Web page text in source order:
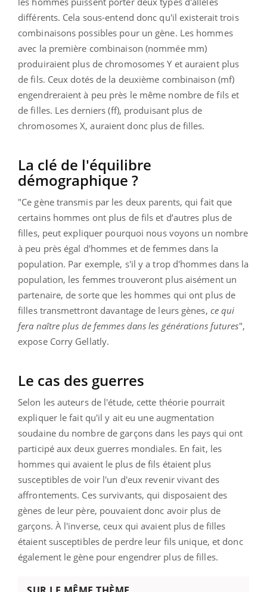
différents. Cela sous-entend donc qu'il existerait trois
combinaisons possibles pour un gène. Les hommes
avec la première combinaison (nommée mm)
produiraient plus de chromosomes Y et auraient plus
de fils. Ceux dotés de la deuxième combinaison (mf)
engendreraient à peu près le même nombre de fils et
de filles. Les derniers (ff), produisant plus de
chromosomes X, auraient donc plus de filles.
La clé de l'équilibre
démographique ?
"Ce gène transmis par les deux parents, qui fait que
certains hommes ont plus de fils et d’autres plus de
filles, peut expliquer pourquoi nous voyons un nombre
à peu près égal d'hommes et de femmes dans la
population. Par exemple, s'il y a trop d'hommes dans la
population, les femmes trouveront plus aisément un
partenaire, de sorte que les hommes qui ont plus de
filles transmettront davantage de leurs gènes, ce qui
fera naître plus de femmes dans les générations futures",
expose Corry Gellatly.
Le cas des guerres
Selon les auteurs de l'étude, cette théorie pourrait
expliquer le fait qu'il y ait eu une augmentation
soudaine du nombre de garçons dans les pays qui ont
participé aux deux guerres mondiales. En fait, les
hommes qui avaient le plus de fils étaient plus
susceptibles de voir l'un d'eux revenir vivant des
affrontements. Ces survivants, qui disposaient des
gènes de leur père, pouvaient donc avoir plus de
garçons. À l'inverse, ceux qui avaient plus de filles
étaient susceptibles de perdre leur fils unique, et donc
également le gène pour engendrer plus de filles.